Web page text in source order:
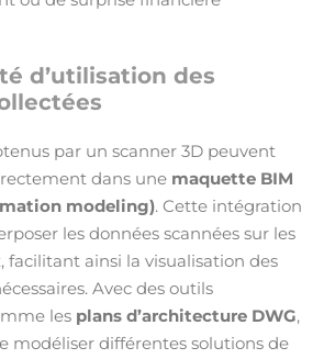
d’utilisation des
par un scanner 3D peuvent
dans une maquette BIM
modeling). Cette intégration
les données scannées sur les
facilitant ainsi la visualisation des
Avec des outils
les plans d’architecture DWG,
modéliser différentes solutions de